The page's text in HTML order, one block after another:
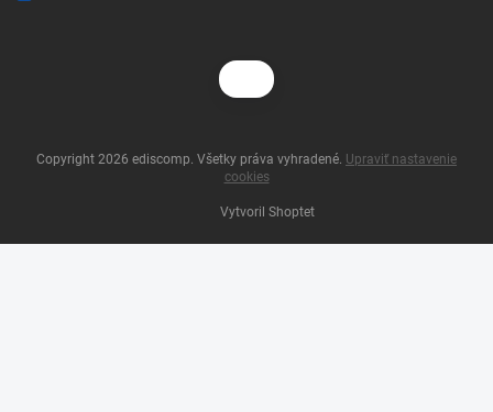
Vytvoril Shoptet
Copyright 2026 ediscomp. Všetky práva vyhradené. Upraviť nastavenie
cookies